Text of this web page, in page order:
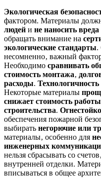
Экологическая
фактором. Материалы
людей и не наносить
обращать внимание на
экологические стандарты.
несомненно‚ важный
Необходимо сравнивать
стоимость монтажа‚
расходы. Технологичность
Некоторые материалы
снижает стоимость работы
строительства.
обеспечения пожарной
выбирать негорючие или
материалы‚ особенно для
инженерных
нельзя сбрасывать со
внутренней отделки.
вписываться в общее